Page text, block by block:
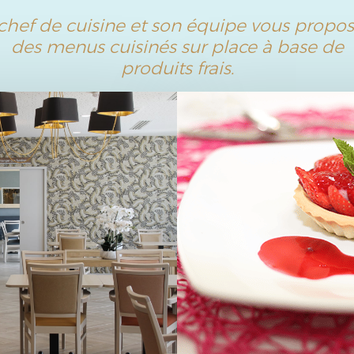
de cuisine et son équipe vous
des menus cuisinés sur place à base de
produits frais.